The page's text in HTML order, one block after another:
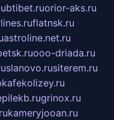
orior-aks.ru
flatnsk.ru
astroline.net.ru
ooo-driada.ru
siterem.ru
kafekolizey.ru
grinox.ru
kameryjooan.ru